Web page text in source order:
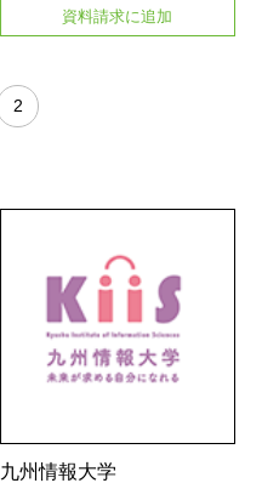
資料請求に追加
2
九州情報大学